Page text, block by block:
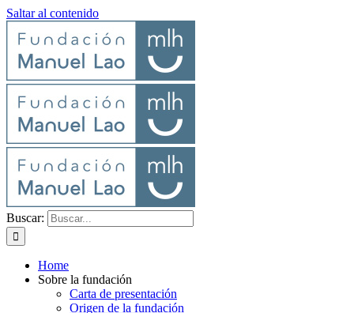
Saltar al contenido
Buscar:
Home
Sobre la fundación
Carta de presentación
Origen de la fundación